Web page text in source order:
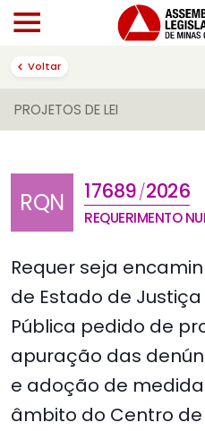
Voltar
PROJETOS DE LEI
RQN 17689/2026
REQUERIMENTO
Requer seja
de Estado de
Pública pedido de
apuração das
e adoção de
âmbito do Centro